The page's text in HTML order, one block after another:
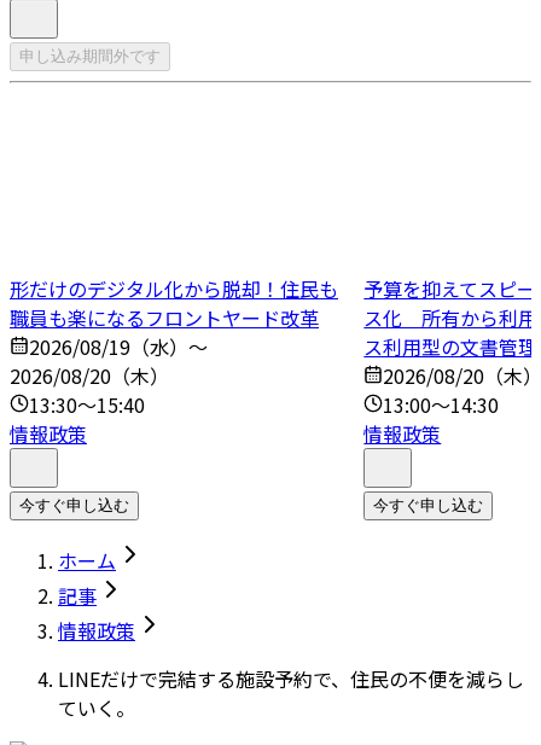
申し込み期間外です
形だけのデジタル化から脱却！住民も
職員も楽になるフロントヤード改革
2026/08/19（水）～
2026/08/20（木）
13:30～15:40
情報政策
今すぐ申し込む
予算を抑えてスピ
ス化 所有から利用
ス利用型の文書管
2026/08/20（木
13:00～14:30
情報政策
今すぐ申し込む
ホーム
記事
情報政策
LINEだけで完結する施設予約で、住民の不便を減らし
ていく。